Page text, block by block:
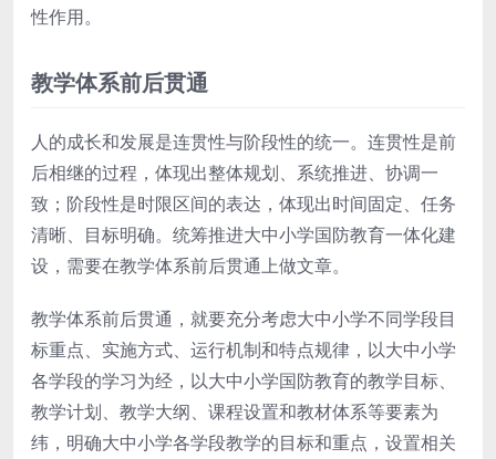
性作用。
教学体系前后贯通
人的成长和发展是连贯性与阶段性的统一。连贯性是前
后相继的过程，体现出整体规划、系统推进、协调一
致；阶段性是时限区间的表达，体现出时间固定、任务
清晰、目标明确。统筹推进大中小学国防教育一体化建
设，需要在教学体系前后贯通上做文章。
教学体系前后贯通，就要充分考虑大中小学不同学段目
标重点、实施方式、运行机制和特点规律，以大中小学
各学段的学习为经，以大中小学国防教育的教学目标、
教学计划、教学大纲、课程设置和教材体系等要素为
纬，明确大中小学各学段教学的目标和重点，设置相关